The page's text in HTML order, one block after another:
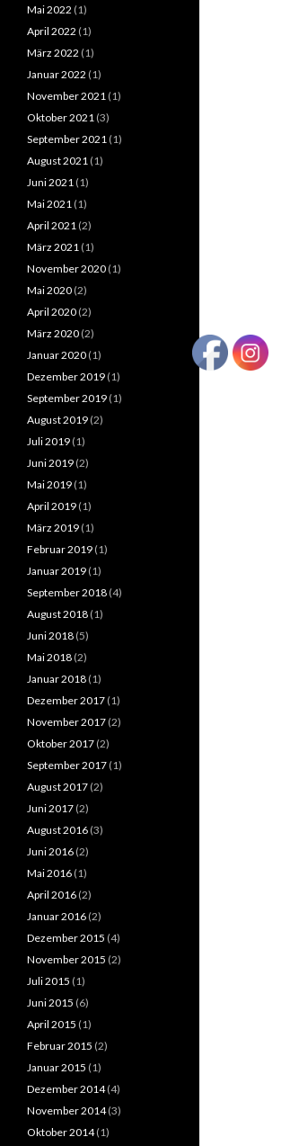
Mai 2022 (1)
April 2022 (1)
März 2022 (1)
Januar 2022 (1)
November 2021 (1)
Oktober 2021 (3)
September 2021 (1)
August 2021 (1)
Juni 2021 (1)
Mai 2021 (1)
April 2021 (2)
März 2021 (1)
November 2020 (1)
Mai 2020 (2)
April 2020 (2)
März 2020 (2)
Januar 2020 (1)
Dezember 2019 (1)
September 2019 (1)
August 2019 (2)
Juli 2019 (1)
Juni 2019 (2)
Mai 2019 (1)
April 2019 (1)
März 2019 (1)
Februar 2019 (1)
Januar 2019 (1)
September 2018 (4)
August 2018 (1)
Juni 2018 (5)
Mai 2018 (2)
Januar 2018 (1)
Dezember 2017 (1)
November 2017 (2)
Oktober 2017 (2)
September 2017 (1)
August 2017 (2)
Juni 2017 (2)
August 2016 (3)
Juni 2016 (2)
Mai 2016 (1)
April 2016 (2)
Januar 2016 (2)
Dezember 2015 (4)
November 2015 (2)
Juli 2015 (1)
Juni 2015 (6)
April 2015 (1)
Februar 2015 (2)
Januar 2015 (1)
Dezember 2014(4)
November 2014(3)
Oktober 2014(1)